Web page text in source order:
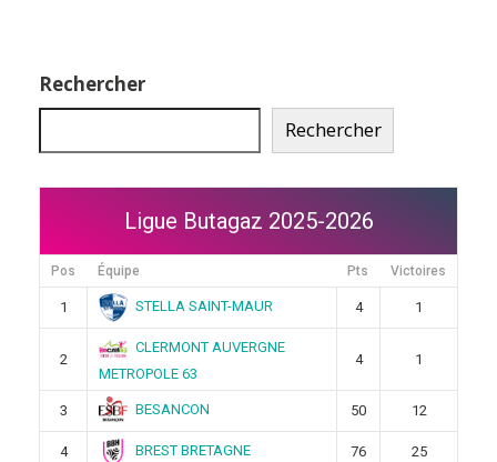
Rechercher
Rechercher
Ligue Butagaz 2025-2026
Pos Équipe Pts Victoires
1 STELLA SAINT-MAUR 4 1
2
CLERMONT AUVERGNE
METROPOLE 63
4 1
3 BESANCON 50 12
4 BREST BRETAGNE 76 25